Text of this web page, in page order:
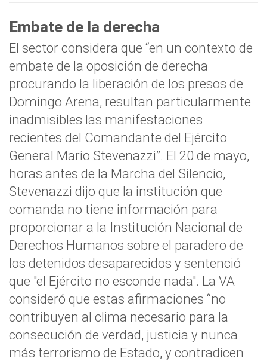
Embate de la derecha
El sector considera que “en un contexto de
embate de la oposición de derecha
procurando la liberación de los presos de
Domingo Arena, resultan particularmente
inadmisibles las manifestaciones
recientes del Comandante del Ejército
General Mario Stevenazzi”. El 20 de mayo,
horas antes de la Marcha del Silencio,
Stevenazzi dijo que la institución que
comanda no tiene información para
proporcionar a la Institución Nacional de
Derechos Humanos sobre el paradero de
los detenidos desaparecidos y sentenció
que "el Ejército no esconde nada". La VA
consideró que estas afirmaciones “no
contribuyen al clima necesario para la
consecución de verdad, justicia y nunca
más terrorismo de Estado, y contradicen